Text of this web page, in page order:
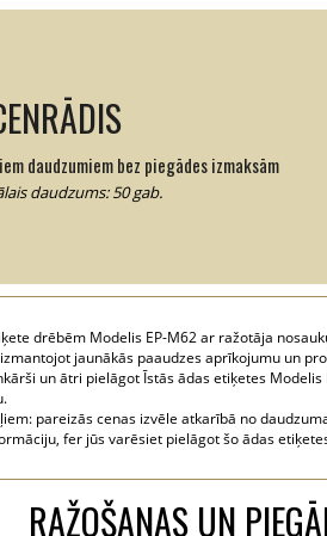
daudzumiem bez piegādes izmaksām
daudzums: 50 gab.
drēbēm Modelis EP-M62 ar ražotāja
jaunākās paaudzes aprīkojumu un
un ātri pielāgot Īstās ādas etiķetes
pareizās cenas izvēle atkarībā no
fer jūs varēsiet pielāgot šo ādas
RAŽOŠANAS UN